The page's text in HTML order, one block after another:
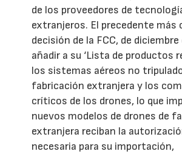
de los proveedores de
extranjeros. El precedente más
decisión de la FCC, de diciembre
añadir a su ‘Lista de productos
los sistemas aéreos no
fabricación extranjera y los
críticos de los drones, lo que
nuevos modelos de drones de
extranjera reciban la
necesaria para su importación,